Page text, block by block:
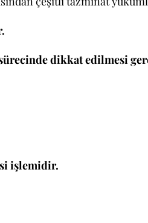
dikkat edilmesi
işlemidir.